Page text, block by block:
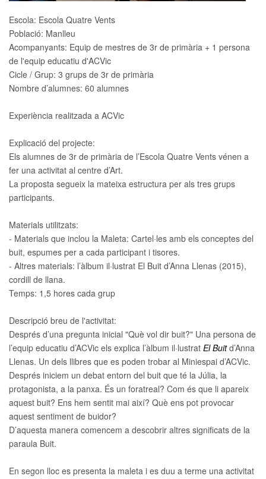
Escola: Escola Quatre Vents
Població: Manlleu
Acompanyants: Equip de mestres de 3r de primària + 1 persona
de l'equip educatiu d'ACVic
Cicle / Grup: 3 grups de 3r de primària
Nombre d’alumnes: 60 alumnes
Experiència realitzada a ACVic
Explicació del projecte:
Els alumnes de 3r de primària de l’Escola Quatre Vents vénen a
fer una activitat al centre d’Art.
La proposta segueix la mateixa estructura per als tres grups
participants.
Materials utilitzats:
- Materials que inclou la Maleta: Cartel·les amb els conceptes del
buit, espumes per a cada participant i tisores.
- Altres materials: l’àlbum il·lustrat El Buit d’Anna Llenas (2015),
cordill de llana.
Temps: 1,5 hores cada grup
Descripció breu de l'activitat:
Després d’una pregunta inicial "Què vol dir buit?" Una persona de
l’equip educatiu d’ACVic els explica l’àlbum il·lustrat El Buitd’Anna
Llenas. Un dels llibres que es poden trobar al Miniespai d’ACVic.
Després iniciem un debat entorn del buit que té la Júlia, la
protagonista, a la panxa. És un foratreal? Com és que li apareix
aquest buit? Ens hem sentit mai així? Què ens pot provocar
aquest sentiment de buidor?
D’aquesta manera comencem a descobrir altres significats de la
paraula Buit.
En segon lloc es presenta la maleta i es duu a terme una activitat